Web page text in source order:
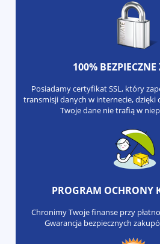
100%
Posiadamy certyfikat SSL, który
transmisji danych w internecie, dzięki
Twoje dane nie trafią w
PROGRAM OCHRONY
Chronimy Twoje finanse przy
Gwarancja bezpiecznych